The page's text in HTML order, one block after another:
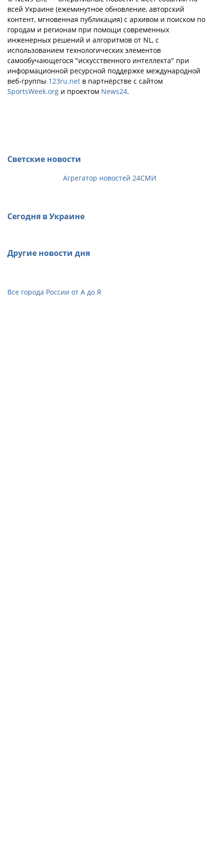
всей Украине (ежеминутное обновление, авторский
контент, мгновенная публикация) с архивом и поиском по
городам и регионам при помощи современных
инженерных решений и алгоритмов от NL, с
использованием технологических элементов
самообучающегося "искусственного интеллекта" при
информационной ресурсной поддержке международной
веб-группы 123ru.net в партнёрстве с сайтом
SportsWeek.org и проектом News24.
Светские новости
Агрегатор новостей 24СМИ
Сегодня в Украине
Другие новости дня
Все города России от А до Я